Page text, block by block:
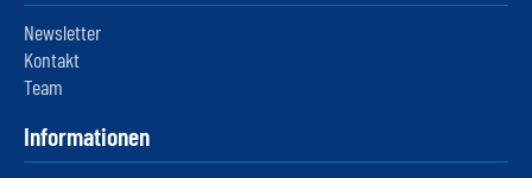
Newsletter
Kontakt
Team
Informationen